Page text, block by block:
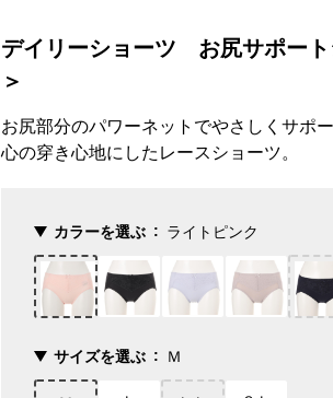
デイリーショーツ お尻サポート
＞
お尻部分のパワーネットでやさしくサポ
心の穿き心地にしたレースショーツ。
カラーを選ぶ ライトピンク
サイズを選ぶ Ｍ